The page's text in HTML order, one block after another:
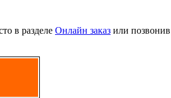
в разделе Онлайн заказ или позвонив